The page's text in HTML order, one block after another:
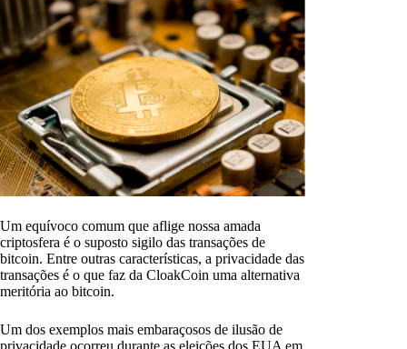
Um equívoco comum que aflige nossa amada
criptosfera é o suposto sigilo das transações de
bitcoin. Entre outras características, a privacidade das
transações é o que faz da CloakCoin uma alternativa
meritória ao bitcoin.
Um dos exemplos mais embaraçosos de ilusão de